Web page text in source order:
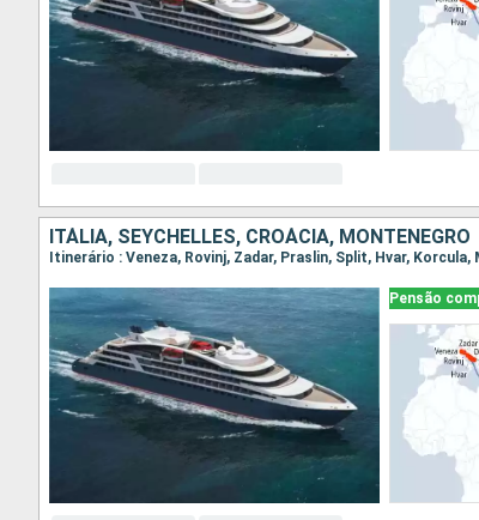
ITÁLIA, SEYCHELLES, CROÁCIA, MONTENEGRO
Itinerário : Veneza, Rovinj, Zadar, Praslin, Split, Hvar,
Pensão